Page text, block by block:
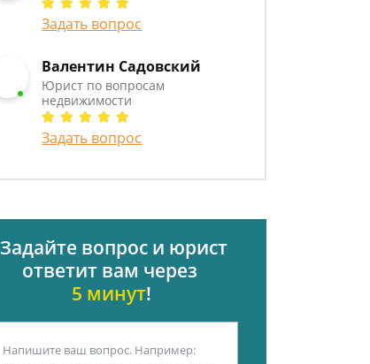
Задать вопрос
Валентин Садовский
Юрист по вопросам
недвижимости
Задать вопрос
Задайте вопрос и юрист
ответит вам через
5 минут!